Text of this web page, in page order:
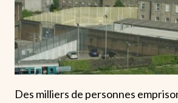
Des milliers de personnes